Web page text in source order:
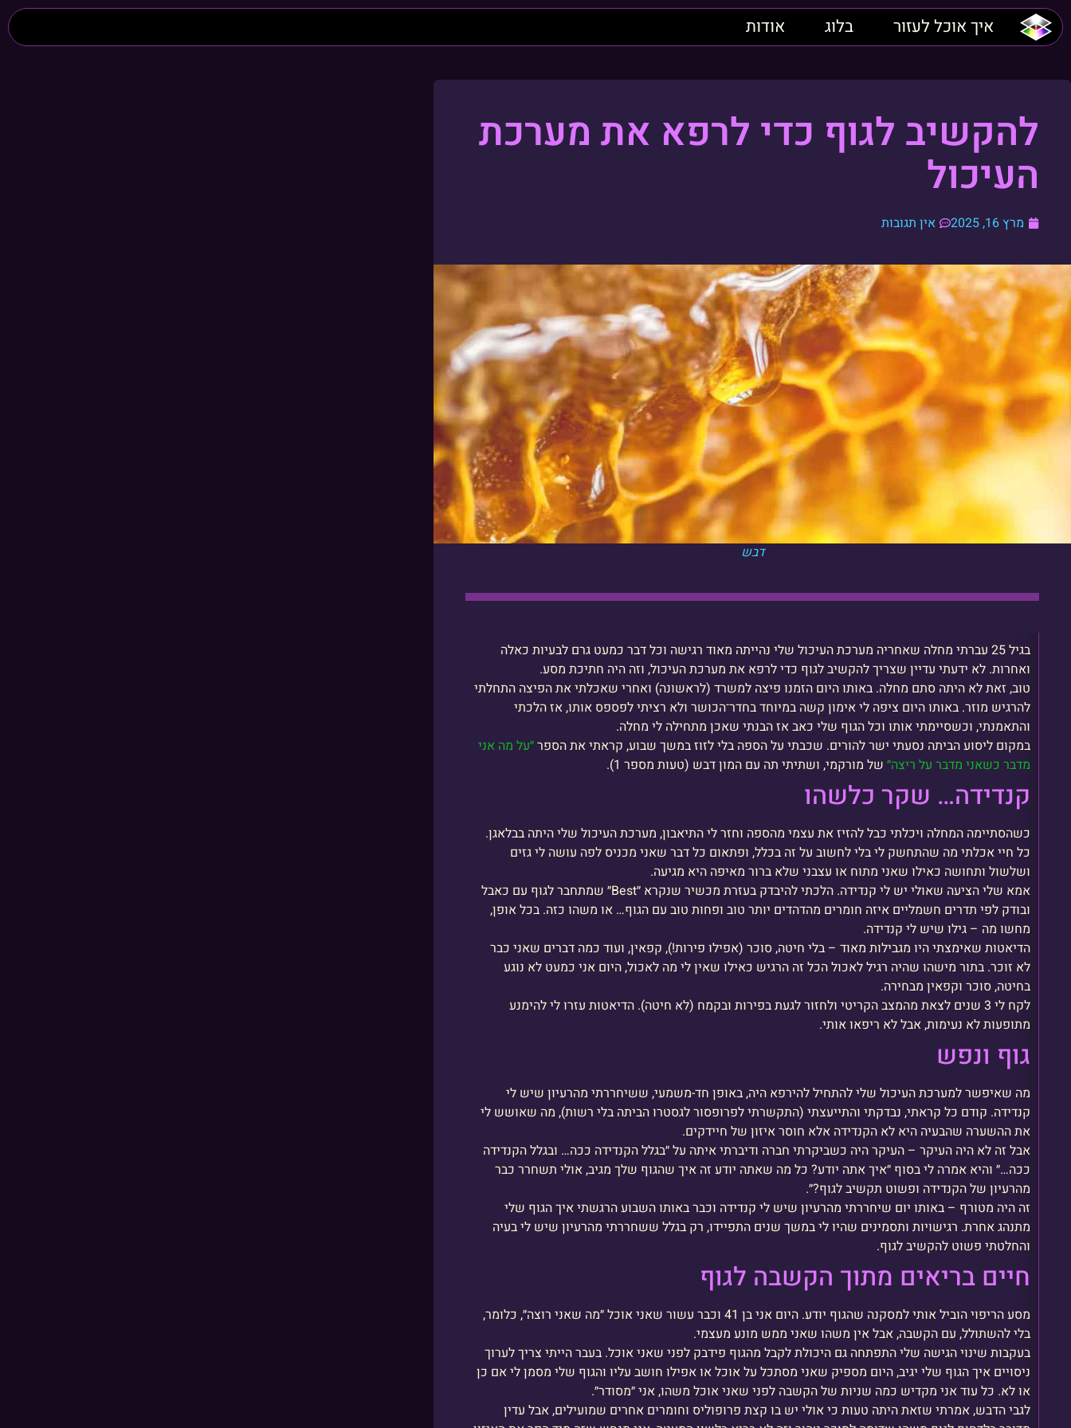
איך אוכל לעזור בלוג אודות
להקשיב לגוף כדי לרפא את מערכת
העיכול
מרץ 16, 2025 אין תגובות
דבש
בגיל 25 עברתי מחלה שאחריה מערכת העיכול שלי נהייתה מאוד רגישה וכל דבר כמעט גרם לבעיות כאלה
ואחרות. לא ידעתי עדיין שצריך להקשיב לגוף כדי לרפא את מערכת העיכול, וזה היה חתיכת מסע.
טוב, זאת לא היתה סתם מחלה. באותו היום הזמנו פיצה למשרד (לראשונה) ואחרי שאכלתי את הפיצה התחלתי
להרגיש מוזר. באותו היום ציפה לי אימון קשה במיוחד בחדר־הכושר ולא רציתי לפספס אותו, אז הלכתי
והתאמנתי, וכשסיימתי אותו וכל הגוף שלי כאב אז הבנתי שאכן מתחילה לי מחלה.
במקום ליסוע הביתה נסעתי ישר להורים. שכבתי על הספה בלי לזוז במשך שבוע, קראתי את הספר״על מה אני
מדבר כשאני מדבר על ריצה״ של מורקמי, ושתיתי תה עם המון דבש (טעות מספר 1).
קנדידה… שקר כלשהו
כשהסתיימה המחלה ויכלתי כבל להזיז את עצמי מהספה וחזר לי התיאבון, מערכת העיכול שלי היתה בבלאגן.
כל חיי אכלתי מה שהתחשק לי בלי לחשוב על זה בכלל, ופתאום כל דבר שאני מכניס לפה עושה לי גזים
ושלשול ותחושה כאילו שאני מתוח או עצבני שלא ברור מאיפה היא מגיעה.
אמא שלי הציעה שאולי יש לי קנדידה. הלכתי להיבדק בעזרת מכשיר שנקרא ״Best״ שמתחבר לגוף עם כאבל
ובודק לפי תדרים חשמליים איזה חומרים מהדהדים יותר טוב ופחות טוב עם הגוף… או משהו כזה. בכל אופן,
מחשו מה – גילו שיש לי קנדידה.
הדיאטות שאימצתי היו מגבילות מאוד – בלי חיטה, סוכר (אפילו פירות!), קפאין, ועוד כמה דברים שאני כבר
לא זוכר. בתור מישהו שהיה רגיל לאכול הכל זה הרגיש כאילו שאין לי מה לאכול, היום אני כמעט לא נוגע
בחיטה, סוכר וקפאין מבחירה.
לקח לי 3 שנים לצאת מהמצב הקריטי ולחזור לגעת בפירות ובקמח (לא חיטה). הדיאטות עזרו לי להימנע
מתופעות לא נעימות, אבל לא ריפאו אותי.
גוף ונפש
מה שאיפשר למערכת העיכול שלי להתחיל להירפא היה, באופן חד-משמעי, ששיחררתי מהרעיון שיש לי
קנדידה. קודם כל קראתי, נבדקתי והתייעצתי (התקשרתי לפרופסור לגסטרו הביתה בלי רשות), מה שאושש לי
את ההשערה שהבעיה היא לא הקנדידה אלא חוסר איזון של חיידקים.
אבל זה לא היה העיקר – העיקר היה כשביקרתי חברה ודיברתי איתה על ״בגלל הקנדידה ככה… ובגלל הקנדידה
ככה…״ והיא אמרה לי בסוף ״איך אתה יודע? כל מה שאתה יודע זה איך שהגוף שלך מגיב, אולי תשחרר כבר
מהרעיון של הקנדידה ופשוט תקשיב לגוף?״.
זה היה מטורף – באותו יום שיחררתי מהרעיון שיש לי קנדידה וכבר באותו השבוע הרגשתי איך הגוף שלי
מתנהג אחרת. רגישויות ותסמינים שהיו לי במשך שנים התפיידו, רק בגלל ששחררתי מהרעיון שיש לי בעיה
והחלטתי פשוט להקשיב לגוף.
חיים בריאים מתוך הקשבה לגוף
מסע הריפוי הוביל אותי למסקנה שהגוף יודע. היום אני בן 41 וכבר עשור שאני אוכל ״מה שאני רוצה״, כלומר,
בלי להשתולל, עם הקשבה, אבל אין משהו שאני ממש מונע מעצמי.
בעקבות שינוי הגישה שלי התפתחה גם היכולת לקבל מהגוף פידבק לפני שאני אוכל. בעבר הייתי צריך לערוך
ניסויים איך הגוף שלי יגיב, היום מספיק שאני מסתכל על אוכל או אפילו חושב עליו והגוף שלי מסמן לי אם כן
או לא. כל עוד אני מקדיש כמה שניות של הקשבה לפני שאני אוכל משהו, אני ״מסודר״.
לגבי הדבש, אמרתי שזאת היתה טעות כי אולי יש בו קצת פרופוליס וחומרים אחרים שמועילים, אבל עדין